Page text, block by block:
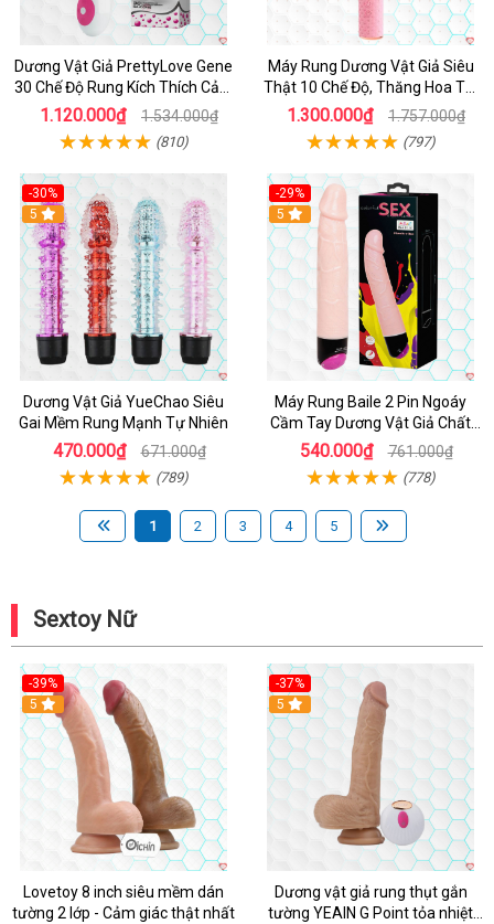
Dương Vật Giả PrettyLove Gene
30 Chế Độ Rung Kích Thích Cảm
Biến Âm Thanh
1.120.000₫ 1.534.000₫
(810)
Máy Rung Dương Vật Giả Siêu
Thật 10 Chế Độ, Thăng Hoa Tối
Ưu
1.300.000₫ 1.757.000₫
(797)
-30%
Hot
5
Dương Vật Giả YueChao Siêu
Gai Mềm Rung Mạnh Tự Nhiên
470.000₫ 671.000₫
(789)
-29%
Hot
5
Máy Rung Baile 2 Pin Ngoáy
Cầm Tay Dương Vật Giả Chất
Lượng
540.000₫ 761.000₫
(778)
1 2 3 4 5
Sextoy Nữ
-39%
Hot
5
Lovetoy 8 inch siêu mềm dán
tường 2 lớp - Cảm giác thật nhất
-37%
5
Dương vật giả rung thụt gắn
tường YEAIN G Point tỏa nhiệt